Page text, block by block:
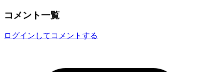
コメント一覧
ログインしてコメントする